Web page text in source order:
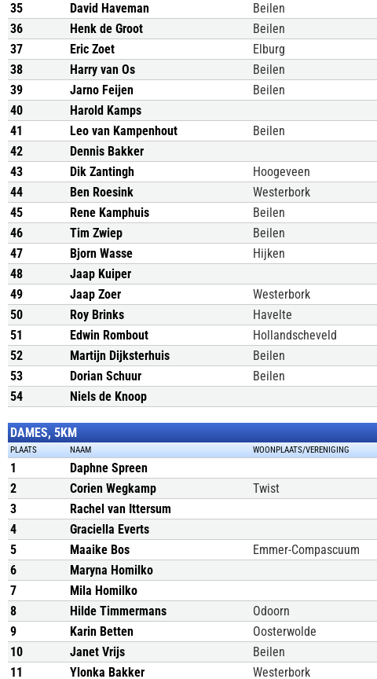
35
David Haveman Beilen
36
Henk de Groot Beilen
37
Eric Zoet Elburg
38
Harry van Os Beilen
39
Jarno Feijen Beilen
40
Harold Kamps
41
Leo van Kampenhout Beilen
42
Dennis Bakker
43
Dik Zantingh Hoogeveen
44
Ben Roesink Westerbork
45
Rene Kamphuis Beilen
46
Tim Zwiep Beilen
47
Bjorn Wasse Hijken
48
Jaap Kuiper
49
Jaap Zoer Westerbork
50
Roy Brinks Havelte
51
Edwin Rombout Hollandscheveld
52
Martijn Dijksterhuis Beilen
53
Dorian Schuur Beilen
54
Niels de Knoop
DAMES, 5KM
PLAATS NAAM WOONPLAATS/VERENIGING
1 Daphne Spreen
2
Corien Wegkamp Twist
3
Rachel van Ittersum
4
Graciella Everts
5
Maaike Bos Emmer-Compascuum
6
Maryna Homilko
7
Mila Homilko
8
Hilde Timmermans Odoorn
9
Karin Betten Oosterwolde
10
Janet Vrijs Beilen
11
Ylonka Bakker Westerbork